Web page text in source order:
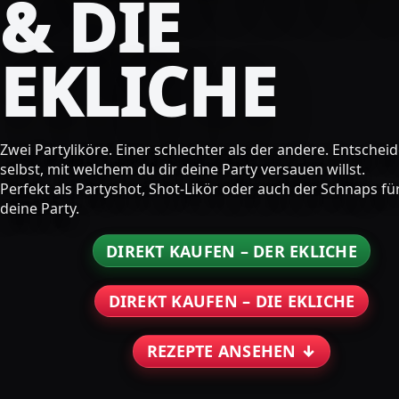
& DIE
EKLICHE
Zwei Partyliköre. Einer schlechter als der andere.
selbst, mit welchem du dir deine Party versauen willst.
Perfekt als Partyshot, Shot-Likör oder auch der Schnaps
deine Party.
DIREKT KAUFEN – DER EKLICHE
DIREKT KAUFEN – DIE EKLICHE
REZEPTE ANSEHEN ↓